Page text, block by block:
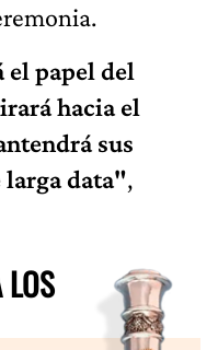
el papel del
hacia el
sus
larga data",
LOS